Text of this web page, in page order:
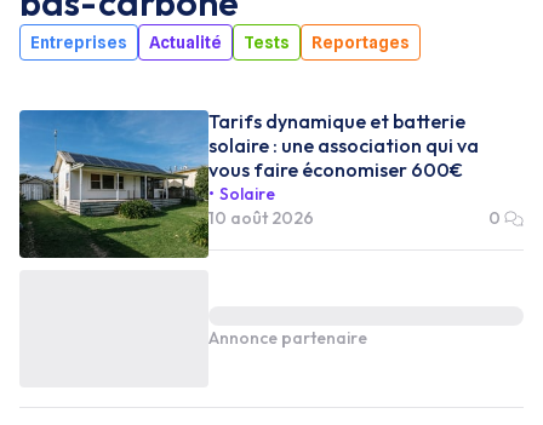
Entreprises Actualité Tests Reportages
Tarifs dynamique et batterie
solaire : une association qui va
vous faire économiser 600€
Solaire
10 août 2026
0
Annonce partenaire